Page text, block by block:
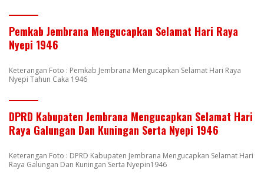
Pemkab Jembrana Mengucapkan Selamat Hari Raya
Nyepi 1946
Keterangan Foto : Pemkab Jembrana Mengucapkan Selamat Hari Raya
Nyepi Tahun Caka 1946
DPRD Kabupaten Jembrana Mengucapkan Selamat Hari
Raya Galungan Dan Kuningan Serta Nyepi 1946
Keterangan Foto : DPRD Kabupaten Jembrana Mengucapkan Selamat Hari
Raya Galungan Dan Kuningan Serta Nyepin1946